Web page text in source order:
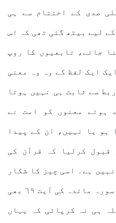
صدی کے اختتام سے ہی
کے لیے بیٹھ گئی تھی کہ اس
جائے، تابعیوں کا روپ
ایک لفظ کے وہ وہ معنی
سے ثابت ہی نہیں ہوتا
ہوئے معنوں کو امت نے
ہو یا نہیں، ان کے پیدا
قبول کرلیا کہ قرآن کی
ہے۔ اسی چیز کا شکار
سورہ بقرہ کی آیت ٦۲ اور سورہ مائدہ کی آیت ٦۹ بھی
ہی نہ کرپائی کہ یہاں